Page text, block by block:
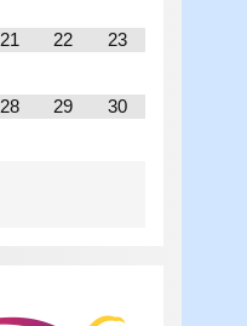
21 22 23
28 29 30